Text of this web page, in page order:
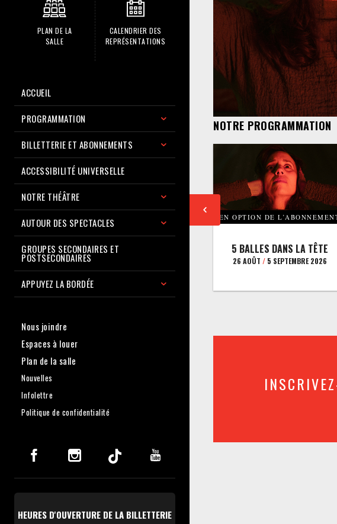
PLAN DE LA
SALLE
CALENDRIER DES
REPRÉSENTATIONS
ACCUEIL
PROGRAMMATION
BILLETTERIE ET ABONNEMENTS
ACCESSIBILITÉ UNIVERSELLE
NOTRE THÉÂTRE
AUTOUR DES SPECTACLES
GROUPES SECONDAIRES ET
POSTSECONDAIRES
APPUYEZ LA BORDÉE
Nous joindre
Espaces à louer
Plan de la salle
Nouvelles
Infolettre
Politique de confidentialité
HEURES D'OUVERTURE DE LA BILLETTERIE
NOTRE PROGRAMMATION
EN OPTION DE
5 BALLES DANS LA TÊTE
26 AOÛT /5 SEPTEMBRE 2026